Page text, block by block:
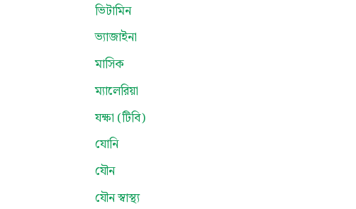
ভিটামিন
ভ্যাজাইনা
মাসিক
ম্যালেরিয়া
যক্ষা (টিবি)
যোনি
যৌন
যৌন স্বাস্থ্য